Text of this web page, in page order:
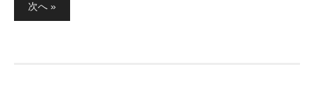
次へ »